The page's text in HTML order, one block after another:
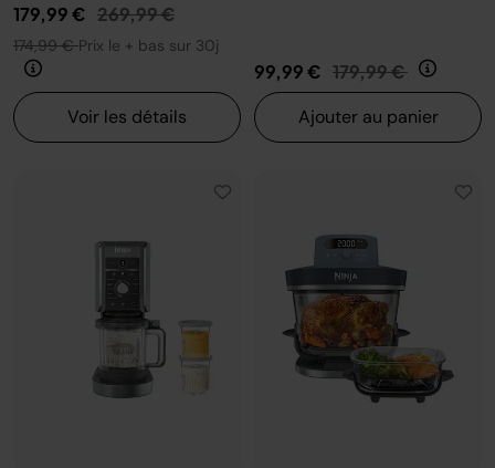
179,99 € Prix réduit de
269,99 €au
174,99 €Prix le + bas sur 30j
Voir les détails
99,99 € Prix réduit de
179,99 € au
Ajouter au panier